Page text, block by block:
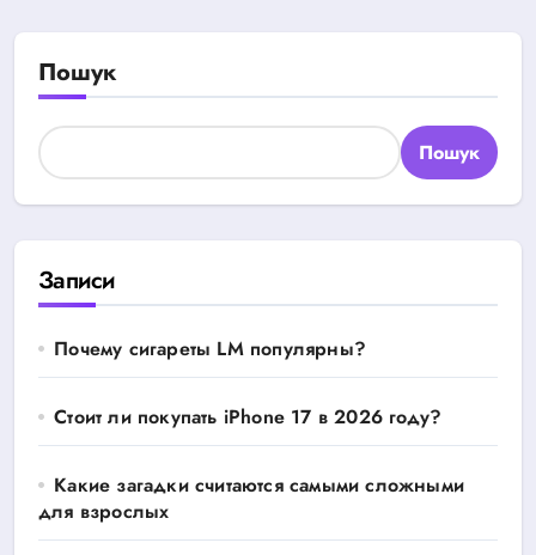
Пошук
Пошук
Записи
Почему сигареты LM популярны?
Стоит ли покупать iPhone 17 в 2026 году?
Какие загадки считаются самыми сложными
для взрослых